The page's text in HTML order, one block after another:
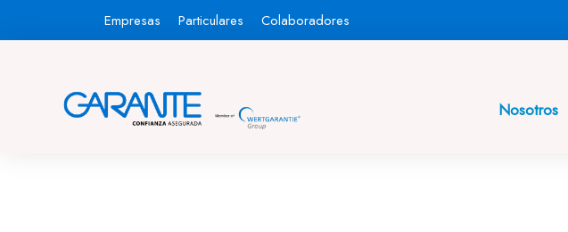
Empresas Particulares Colaboradores
Nosotros